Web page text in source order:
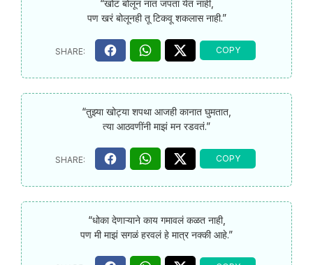
“खोटं बोलून नातं जपता येत नाही,
पण खरं बोलूनही तू टिकवू शकलास नाही.”
“तुझ्या खोट्या शपथा आजही कानात घुमतात,
त्या आठवणींनी माझं मन रडवतं.”
“धोका देणाऱ्याने काय गमावलं कळत नाही,
पण मी माझं सगळं हरवलं हे मात्र नक्की आहे.”